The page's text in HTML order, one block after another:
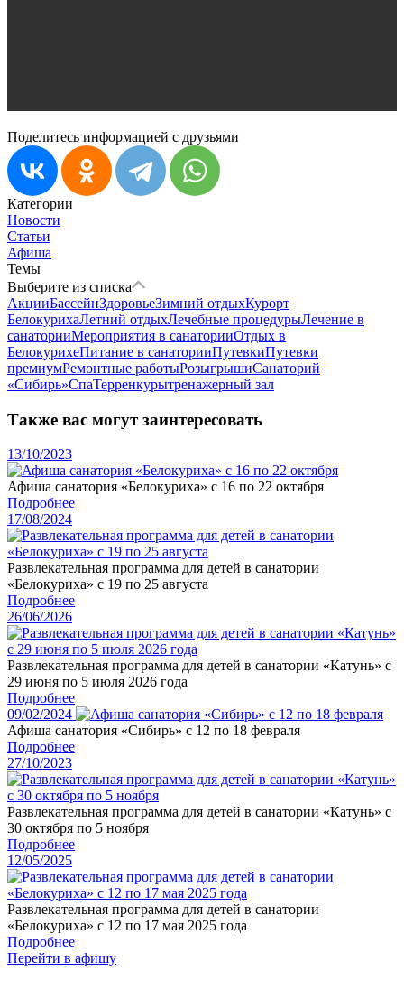
Поделитесь информацией с друзьями
Категории
Новости
Статьи
Афиша
Темы
Выберите из списка
АкцииБассейнЗдоровьеЗимний отдыхКурорт
БелокурихаЛетний отдыхЛечебные процедурыЛечение в
санаторииМероприятия в санаторииОтдых в
БелокурихеПитание в санаторииПутевкиПутевки
премиумРемонтные работыРозыгрышиСанаторий
«Сибирь»СпаТерренкурытренажерный зал
Также вас могут заинтересовать
13/10/2023
Афиша санатория «Белокуриха» с 16 по 22 октября
Подробнее
17/08/2024
Развлекательная программа для детей в санатории
«Белокуриха» с 19 по 25 августа
Подробнее
26/06/2026
Развлекательная программа для детей в санатории «Катунь» с
29 июня по 5 июля 2026 года
Подробнее
09/02/2024
Афиша санатория «Сибирь» с 12 по 18 февраля
Подробнее
27/10/2023
Развлекательная программа для детей в санатории «Катунь» с
30 октября по 5 ноября
Подробнее
12/05/2025
Развлекательная программа для детей в санатории
«Белокуриха» с 12 по 17 мая 2025 года
Подробнее
Перейти в афишу